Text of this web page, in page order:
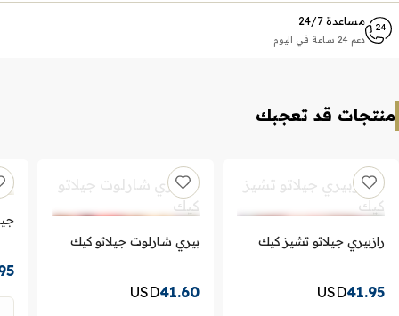
مساعدة 24/7
دعم 24 ساعة في اليوم
منتجات قد تعجبك
رازبيري جيلاتو تشيز كيك
41.95
USD
بيري شارلوت جيلاتو كيك
41.60
USD